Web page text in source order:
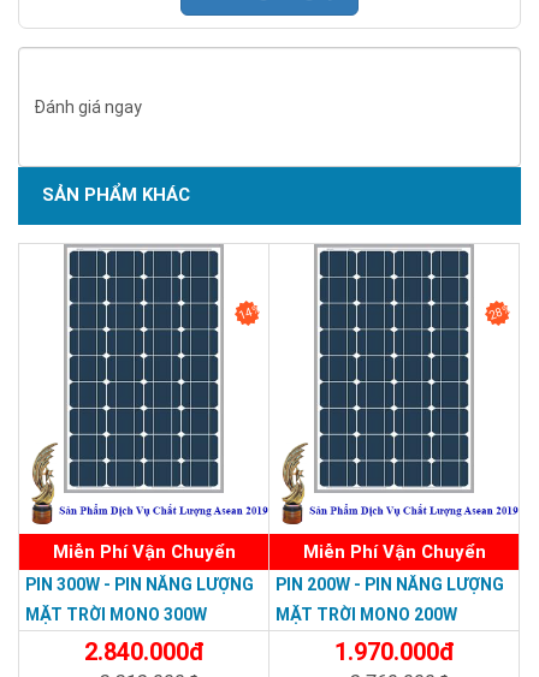
Điện áp danh định
Vmp
18.46 V
Dòng danh định
Imp
7.58 A
đun
Chuẩn loại Pin (cell) -
thể
Cấu tạo tấm pin mặt trời
Kính-EVA-Cell-
EVA-TPT & Khung
Kích Thước cell
156*156
IEC 61215, IEC
61730, TUV
Nhiệt độ hoạt động
pv - 40oC ~ 80oC
Kích thước
mm
1485*668*35
Trọng lượng
Kg
11.6
Bảo hành
-
Tuổi thọ sản phẩm
Từ 30 năm đến 50
năm
CÔNG TY TNHH TM DV HOÀNG QUỐC BẢO
Trụ sở chính: 126 Tân Quý,P.Tân Qúy,Q.Tân Phú,TP.HCM
Đánh giá ngay
SẢN PHẨM KHÁC
14%
Miễn Phí Vận Chuyển
PIN 300W - PIN NĂNG LƯỢNG
MẶT TRỜI MONO 300W
2.840.000đ
28%
Miễn Phí Vận Chuyển
PIN 200W - PIN NĂNG LƯỢNG
MẶT TRỜI MONO 200W
1.970.000đ